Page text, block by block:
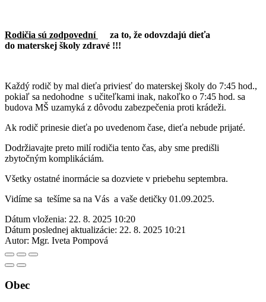
Rodičia sú zodpovední
za to, že odovzdajú dieťa
do materskej školy zdravé !!!
Každý rodič by mal dieťa priviesť do materskej školy do 7:45 hod.,
pokiaľ sa nedohodne s učiteľkami inak, nakoľko o 7:45 hod. sa
budova MŠ uzamyká z dôvodu zabezpečenia proti krádeži.
Ak rodič prinesie dieťa po uvedenom čase, dieťa nebude prijaté.
Dodržiavajte preto milí rodičia tento čas, aby sme predišli
zbytočným komplikáciám.
Všetky ostatné inormácie sa dozviete v priebehu septembra.
Vidíme sa tešíme sa na Vás a vaše detičky 01.09.2025.
Dátum vloženia: 22. 8. 2025 10:20
Dátum poslednej aktualizácie: 22. 8. 2025 10:21
Autor: Mgr. Iveta Pompová
Obec